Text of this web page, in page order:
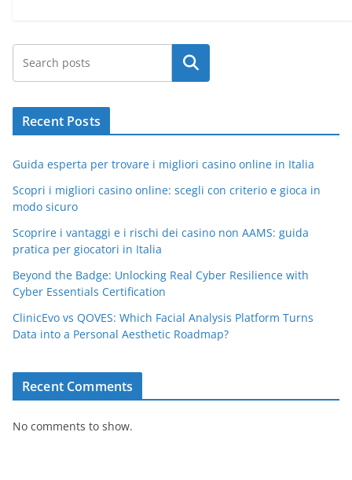
Search
Recent Posts
Guida esperta per trovare i migliori casino online in Italia
Scopri i migliori casino online: scegli con criterio e gioca in
modo sicuro
Scoprire i vantaggi e i rischi dei casino non AAMS: guida
pratica per giocatori in Italia
Beyond the Badge: Unlocking Real Cyber Resilience with
Cyber Essentials Certification
ClinicEvo vs QOVES: Which Facial Analysis Platform Turns
Data into a Personal Aesthetic Roadmap?
Recent Comments
No comments to show.